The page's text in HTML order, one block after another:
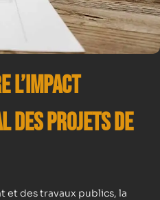
l’Impact
des Projets de
et des travaux publics, la